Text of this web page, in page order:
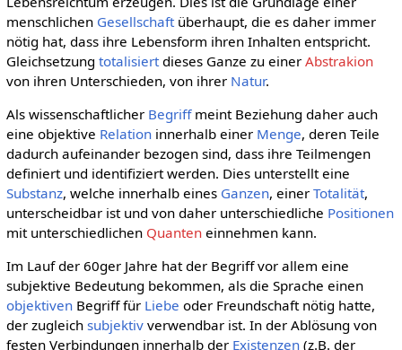
menschlichen Gesellschaftüberhaupt, die es daher immer
nötig hat, dass ihre Lebensform ihren Inhalten entspricht.
Gleichsetzung totalisiertdieses Ganze zu einer Abstrakion
von ihren Unterschieden, von ihrer Natur.
Als wissenschaftlicher Begriffmeint Beziehung daher auch
eine objektive Relationinnerhalb einer Menge, deren Teile
dadurch aufeinander bezogen sind, dass ihre Teilmengen
definiert und identifiziert werden. Dies unterstellt eine
Substanz, welche innerhalb eines Ganzen, einer Totalität,
unterscheidbar ist und von daher unterschiedliche Positionen
mit unterschiedlichen Quanteneinnehmen kann.
Im Lauf der 60ger Jahre hat der Begriff vor allem eine
subjektive Bedeutung bekommen, als die Sprache einen
objektivenBegriff für Liebe oder Freundschaft nötig hatte,
der zugleich subjektivverwendbar ist. In der Ablösung von
festen Verbindungen innerhalb der Existenzen(z.B. der